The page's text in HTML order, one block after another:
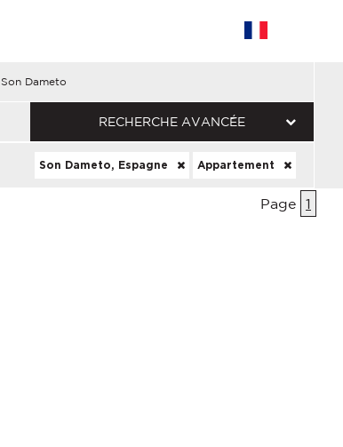
Son Dameto
RECHERCHE AVANCÉE
Son Dameto, Espagne Appartement
Page 1